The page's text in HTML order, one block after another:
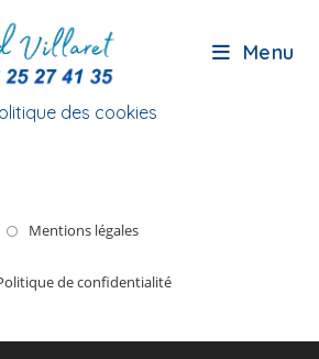
Menu
des cookies
des cookies
Mentions légales
de confidentialité